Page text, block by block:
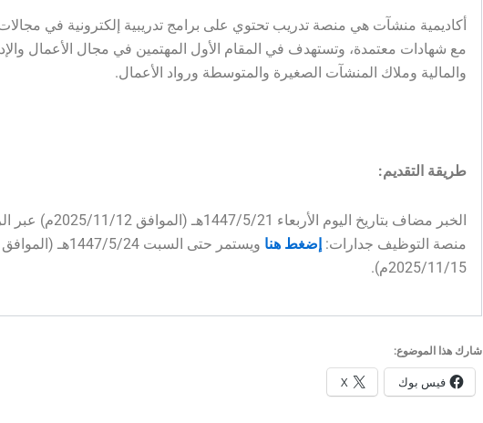
أكاديمية منشآت هي منصة تدريب تحتوي على برامج تدريبية إلكترونية في
مع شهادات معتمدة، وتستهدف في المقام الأول المهتمين في مجال الأعمال
والمالية وملاك المنشآت الصغيرة والمتوسطة ورواد الأعمال.
طريقة التقديم:
الخبر مضاف بتاريخ اليوم الأربعاء 1447/5/21هـ
منصة التوظيف جدارات: إضغط هنا
ويستمر حتى السبت 1447/5/24هـ (الموافق
2025/11/15م).
شارك هذا الموضوع:
فيس بوك X